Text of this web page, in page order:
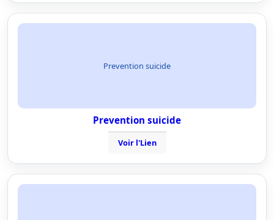
Prevention suicide
Prevention suicide
Voir l'Lien